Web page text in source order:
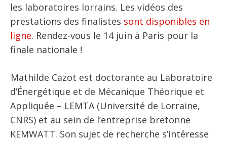
les laboratoires lorrains. Les vidéos des
prestations des finalistes sont disponibles en
ligne. Rendez-vous le 14 juin à Paris pour la
finale nationale !
Mathilde Cazot est doctorante au Laboratoire
d’Énergétique et de Mécanique Théorique et
Appliquée – LEMTA (Université de Lorraine,
CNRS) et au sein de l’entreprise bretonne
KEMWATT. Son sujet de recherche s’intéresse